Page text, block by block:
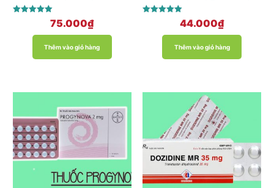
5.00
75.000₫
Thêm vào giỏ hàng
chống viêm
5.00
44.000₫
Thêm vào giỏ hàng